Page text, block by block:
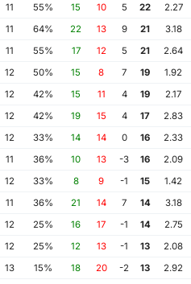
11 55% 15 10 5 22
2.27
11 64% 22 13 9 21
3.18
11 55% 17 12 5 21
2.64
12 50% 15 8 7 19
1.92
12 42% 15 11 4 19
2.17
12 42% 19 15 4 17
2.83
12 33% 14 14 0 16
2.33
11 36% 10 13 -3 16
2.09
12 33% 8 9 -1 15
1.42
11 36% 21 14 7 14
3.18
12 25% 16 17 -1 14
2.75
12 25% 12 13 -1 13
2.08
13 15% 18 20 -2 13
2.92